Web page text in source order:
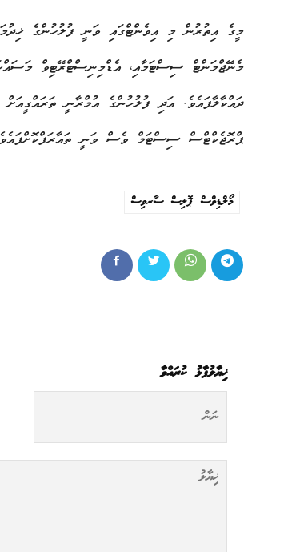
މީގެ އިތުރުން މި އިވެންޓްގައި ވަނީ ފުލުހުންގެ
މެނޭޖްމަންޓް ސިސްޓަމާއި، އެޑްމިނިސްޓްރޭޓިވް
ދައްކާލާފައެވެ. އަދި ފުލުހުންގެ އުމްރާނީ
ޕްރޮޖެކްޓްސް ސިސްޓަމް ވެސް ވަނީ
މޯލްޑިވްސް ޕޮލިސް ސާރވިސް
ޚިޔާލުފާޅު ކުރައްވާ